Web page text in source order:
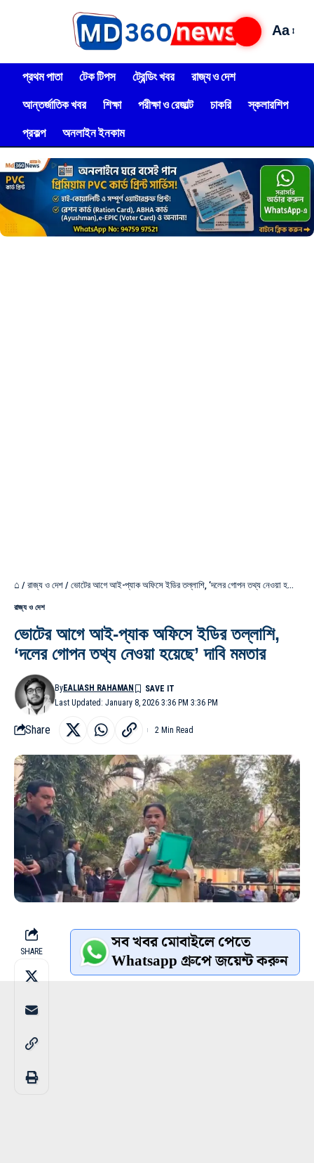
Aa
প্রথম পাতা টেক টিপস ট্রেন্ডিং খবর
রাজ্য ও দেশ
আন্তর্জাতিক খবর
শিক্ষা পরীক্ষা ও রেজাল্ট চাকরি
স্কলারশিপ
প্রকল্প
অনলাইন ইনকাম
⌂ / রাজ্য ও দেশ / ভোটের আগে আই-প্যাক অফিসে ইডির তল্লাশি, ‘দলের গোপন তথ্য নেওয়া হয়েছে’ দাবি মমতার
রাজ্য ও দেশ
ভোটের আগে আই-প্যাক অফিসে ইডির তল্লাশি,
‘দলের গোপন তথ্য নেওয়া হয়েছে’ দাবি মমতার
Last Updated: January 8, 2026 3:36 PM 3:36 PM
ByEALIASH RAHAMAN
Share 2 Min Read
SHARE সব খবর মোবাইলে পেতে
Whatsapp গ্রুপে জয়েন্ট করুন